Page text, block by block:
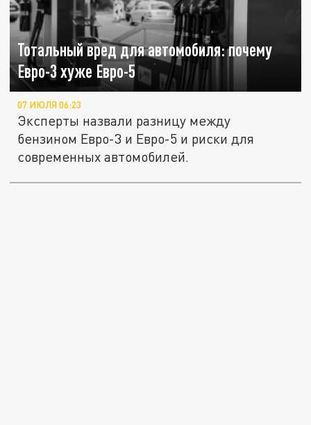
Тотальный вред для автомобиля: почему
Евро-3 хуже Евро-5
07 ИЮЛЯ 06:23
Эксперты назвали разницу между
бензином Евро-3 и Евро-5 и риски для
современных автомобилей.